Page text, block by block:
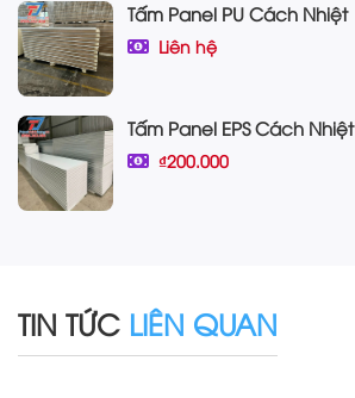
Tấm Panel PU Cách Nhiệt
Liên hệ
Tấm Panel EPS Cách Nhiệt
₫200.000
TIN TỨC LIÊN QUAN